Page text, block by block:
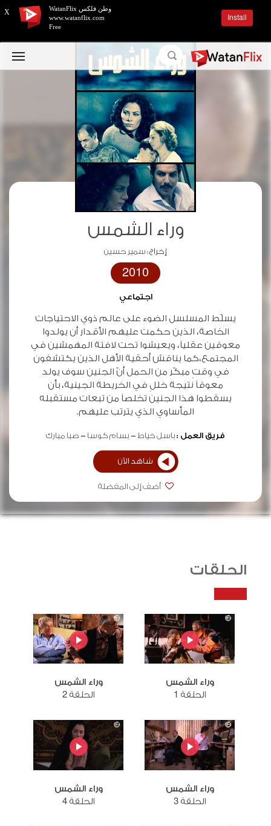
وراء الشمس
إخراج :سمير حسين
2010
اجتماعي
يسلّط المسلسل الضوء على عالم ذوي الاحتياجات
الخاصة، الذين حكمت عليهم الأقدار أن يولدوا
معوقين عقلياً، ويعيشوا تحت لافتة المهمشين في
المجتمع،كما يناقش أحقية الأهل الذين يكتشفون
في وقتٍ مبكّر من الحمل أنّ الجنين سوف يولد
معوقاً نتيجة خللٍ في الخريطة الجينية، بأن
يسقطوا هذا الجنين تخلصاً من تبعات مستقبله
المأساوي الذي يترتب عليهم.
فريق العمل :باسل خياط بسام كوسا صبا مبارك
شاهد الآن
أضف إلى المفضلة
الحلقات
وراء الشمس
الحلقة 1
وراء الشمس
الحلقة 2
وراء الشمس
الحلقة 3
وراء الشمس
الحلقة 4
X
وطن فلكس WatanFlix
www.watanflix.com
Free
Install